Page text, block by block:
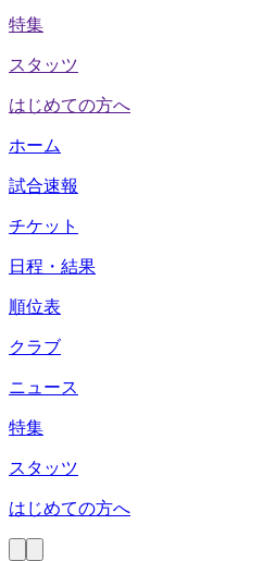
特集
スタッツ
はじめての方へ
ホーム
試合速報
チケット
日程・結果
順位表
クラブ
ニュース
特集
スタッツ
はじめての方へ